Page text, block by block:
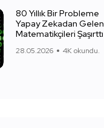
80 Yıllık Bir Probleme
Yapay Zekadan Gelen
Matematikçileri Şaşırttı
28.05.2026 4K okundu.